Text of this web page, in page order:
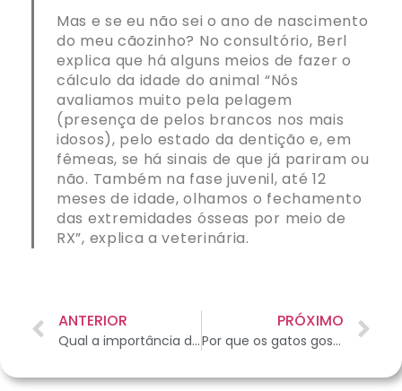
Mas e se eu não sei o ano de nascimento
do meu cãozinho? No consultório, Berl
explica que há alguns meios de fazer o
cálculo da idade do animal “Nós
avaliamos muito pela pelagem
(presença de pelos brancos nos mais
idosos), pelo estado da dentição e, em
fêmeas, se há sinais de que já pariram ou
não. Também na fase juvenil, até 12
meses de idade, olhamos o fechamento
das extremidades ósseas por meio de
RX”, explica a veterinária.
ANTERIOR
Qual a importância do carboidrato na dieta dos gatos?
PRÓXIMO
Por que os gatos gostam de dormir grudadinhos em seus tutores?